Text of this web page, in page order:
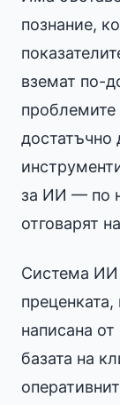
познание,
вземат по-
проблемите
достатъчно
за ИИ — по
отговарят
Система ИИ
написана
базата на